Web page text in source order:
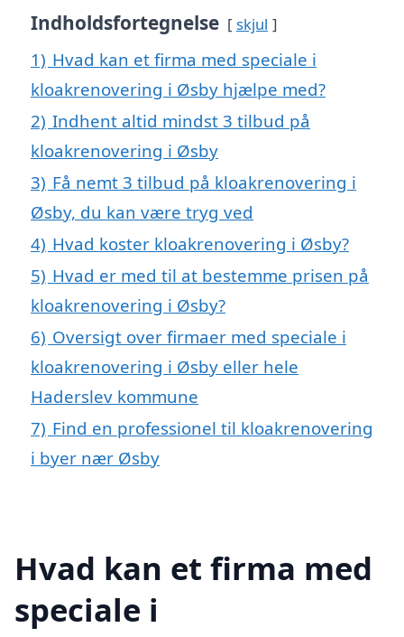
Indholdsfortegnelse skjul
1) Hvad kan et firma med speciale i
kloakrenovering i Øsby hjælpe med?
2) Indhent altid mindst 3 tilbud på
kloakrenovering i Øsby
3) Få nemt 3 tilbud på kloakrenovering i
Øsby, du kan være tryg ved
4) Hvad koster kloakrenovering i Øsby?
5) Hvad er med til at bestemme prisen på
kloakrenovering i Øsby?
6) Oversigt over firmaer med speciale i
kloakrenovering i Øsby eller hele
Haderslev kommune
7) Find en professionel til kloakrenovering
i byer nær Øsby
Hvad kan et firma med
speciale i